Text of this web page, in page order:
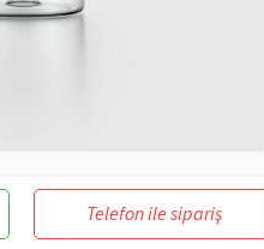
Telefon ile sipariş